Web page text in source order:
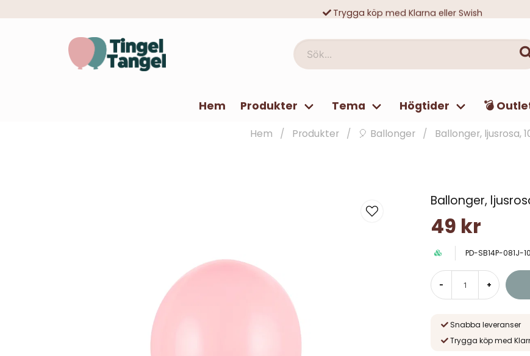
Trygga köp med Klarna eller Swish
Sök...
Hem Produkter Tema Högtider 💣
Hem Produkter 🎈 Ballonger Ballonger, ljusrosa,
Ballonger,
49 kr
PD-SB14P-081J-10
- +
Snabba leveranser
Trygga köp med